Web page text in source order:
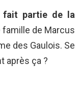
fait partie de la
famille de Marcus
des Gaulois. Se
après ça ?